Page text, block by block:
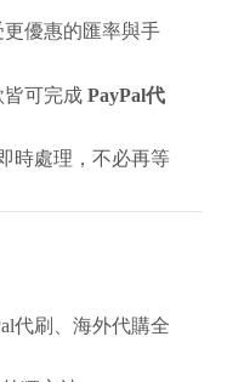
更優惠的匯率與手
可完成 PayPal代
時處理，不必再等
代刷、海外代購全